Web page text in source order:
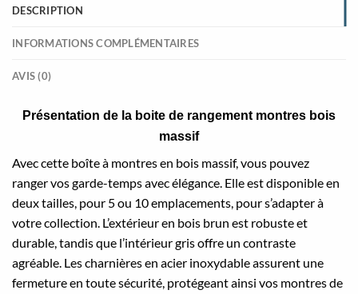
DESCRIPTION
INFORMATIONS COMPLÉMENTAIRES
AVIS (0)
Présentation de la boite de rangement montres bois
massif
Avec cette boîte à montres en bois massif, vous pouvez
ranger vos garde-temps avec élégance. Elle est disponible en
deux tailles, pour 5 ou 10 emplacements, pour s’adapter à
votre collection. L’extérieur en bois brun est robuste et
durable, tandis que l’intérieur gris offre un contraste
agréable. Les charnières en acier inoxydable assurent une
fermeture en toute sécurité, protégeant ainsi vos montres de